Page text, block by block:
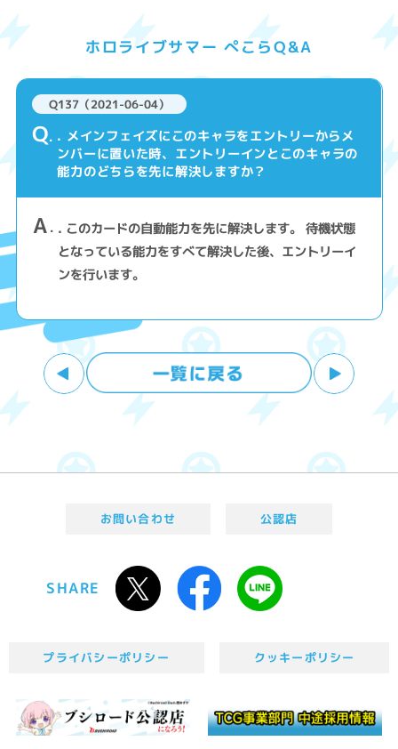
ホロライブサマー ぺこらQ&A
Q137（2021-06-04）
Q . メインフェイズにこのキャラをエントリーからメ
ンバーに置いた時、エントリーインとこのキャラの
能力のどちらを先に解決しますか？
A . このカードの自動能力を先に解決します。 待機状態
となっている能力をすべて解決した後、エントリーイ
ンを行います。
お問い合わせ 公認店
SHARE
プライバシーポリシー クッキーポリシー